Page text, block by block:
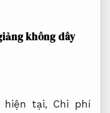
không dây
tại, Chi phí